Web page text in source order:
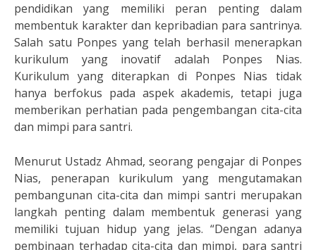
pendidikan yang memiliki peran penting dalam
membentuk karakter dan kepribadian para santrinya.
Salah satu Ponpes yang telah berhasil menerapkan
kurikulum yang inovatif adalah Ponpes Nias.
Kurikulum yang diterapkan di Ponpes Nias tidak
hanya berfokus pada aspek akademis, tetapi juga
memberikan perhatian pada pengembangan cita-cita
dan mimpi para santri.
Menurut Ustadz Ahmad, seorang pengajar di Ponpes
Nias, penerapan kurikulum yang mengutamakan
pembangunan cita-cita dan mimpi santri merupakan
langkah penting dalam membentuk generasi yang
memiliki tujuan hidup yang jelas. “Dengan adanya
pembinaan terhadap cita-cita dan mimpi, para santri